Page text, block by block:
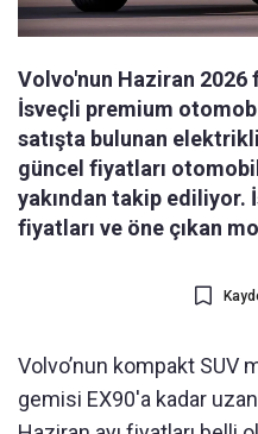
Volvo'nun Haziran
İsveçli premium
satışta bulunan
güncel fiyatları
yakından takip ediliyor.
fiyatları ve öne çıkan
Volvo’nun kompakt SUV
gemisi EX90'a kadar